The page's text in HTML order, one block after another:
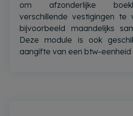
om afzonderlijke
verschillende vestigingen te
bijvoorbeeld maandelijks
Deze module is ook
aangifte van een btw-eenheid